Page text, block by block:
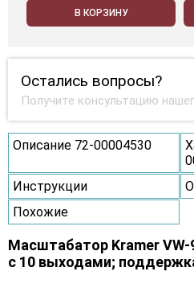
В КОРЗИНУ
Остались вопросы?
Получите консультацию
Описание 72-00004530
Инструкции
Похожие
Масштабатор Kramer VW-
с 10 выходами;